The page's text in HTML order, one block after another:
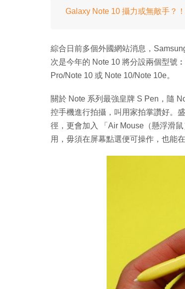
Galaxy Note 10 攝力或無敵手？
綜合日前多個外國網站消息，
次是今年的 Note 10 將分設兩個型號
Pro/Note 10 或 Note 10/Note 10e。
關於 Note 系列最強皇牌 S Pen，隨
控手機進行拍攝，叫用家拍掌讚好。
徑，更會加入 「Air Mouse（懸浮滑
用，毋須在屏幕點選便可操作，也能